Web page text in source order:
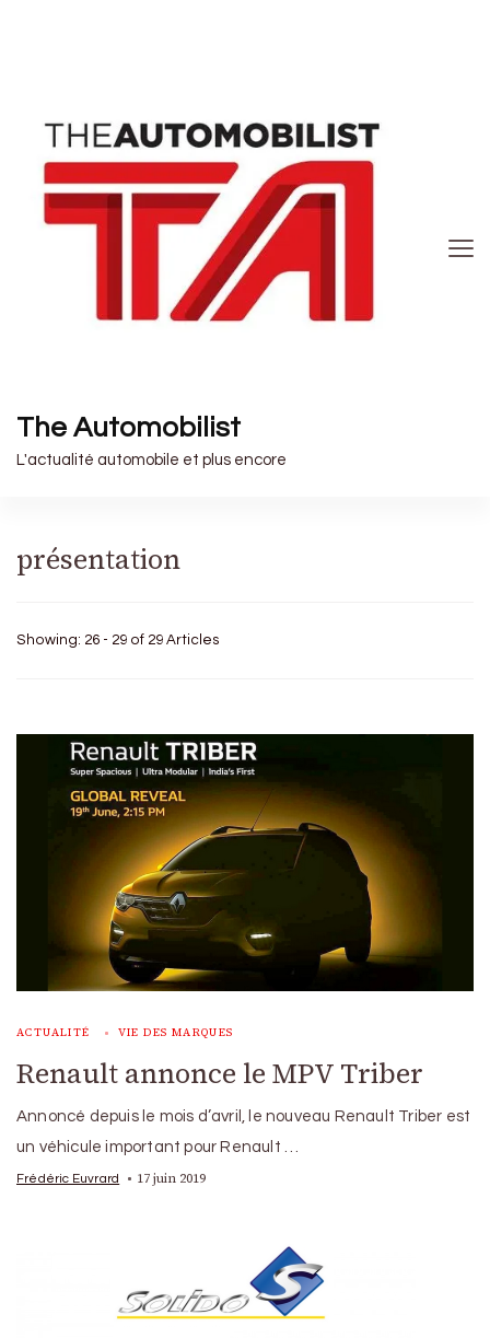
The Automobilist
L'actualité automobile et plus encore
présentation
Showing: 26 - 29 of 29 Articles
ACTUALITÉ VIE DES MARQUES
Renault annonce le MPV Triber
Annoncé depuis le mois d’avril, le nouveau Renault Triber est
un véhicule important pour Renault …
Frédéric Euvrard 17 juin 2019